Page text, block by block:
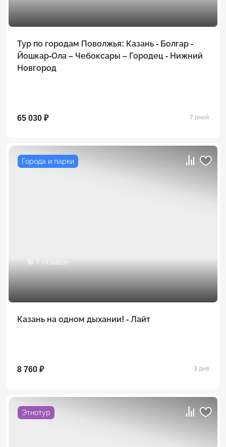
Тур по городам Поволжья: Казань - Болгар -
Йошкар-Ола – Чебоксары – Городец - Нижний
Новгород
65 030 ₽ 7 дней
Города и парки
5/ 7 отзывов
Казань на одном дыхании! - Лайт
8 760 ₽ 3 дня
Этнотур